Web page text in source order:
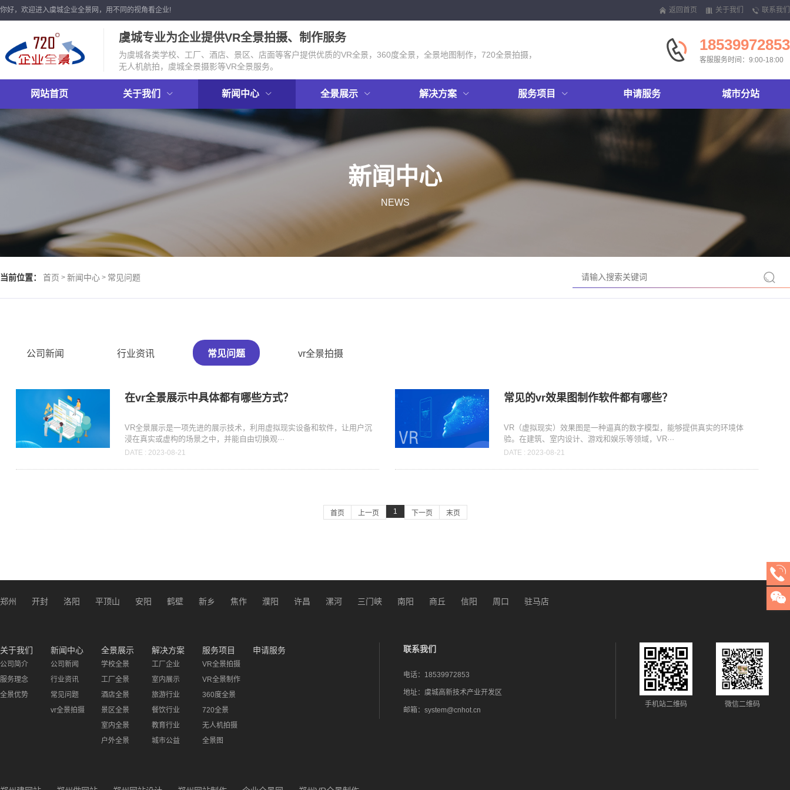
你好，欢迎进入虞城企业全景网，用不同的视角看企业! 返回首页 关于我们 联系我们
虞城专业为企业提供VR全景拍摄、制作服务
为虞城各类学校、工厂、酒店、景区、店面等客户提供优质的VR全景，360度全景，全景地图制作，720全景拍摄，
无人机航拍，虞城全景摄影等VR全景服务。
18539972853
客服服务时间：9:00-18:00
网站首页 关于我们 新闻中心 全景展示 解决方案 服务项目 申请服务 城市分站
新闻中心
NEWS
当前位置： 首页 > 新闻中心 > 常见问题
公司新闻 行业资讯 常见问题 vr全景拍摄
在vr全景展示中具体都有哪些方式？
VR全景展示是一项先进的展示技术，利用虚拟现实设备和软件，让用户沉
浸在真实或虚构的场景之中，并能自由切换观···
DATE : 2023-08-21
常见的vr效果图制作软件都有哪些？
VR（虚拟现实）效果图是一种逼真的数字模型，能够提供真实的环境体
验。在建筑、室内设计、游戏和娱乐等领域，VR···
DATE : 2023-08-21
首页 上一页 1 下一页 末页
郑州 开封 洛阳 平顶山 安阳 鹤壁 新乡 焦作 濮阳 许昌 漯河 三门峡 南阳 商丘 信阳 周口 驻马店
关于我们
公司简介
服务理念
全景优势
新闻中心
公司新闻
行业资讯
常见问题
vr全景拍摄
全景展示
学校全景
工厂全景
酒店全景
景区全景
室内全景
户外全景
解决方案
工厂企业
室内展示
旅游行业
餐饮行业
教育行业
城市公益
服务项目
VR全景拍摄
VR全景制作
360度全景
720全景
无人机拍摄
全景图
申请服务 联系我们
电话： 18539972853
地址： 虞城高新技术产业开发区
邮箱： system@cnhot.cn
手机站二维码 微信二维码